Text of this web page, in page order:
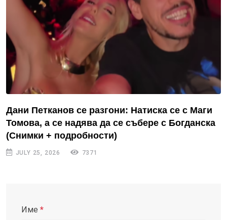
Дани Петканов се разгони: Натиска се с Маги
Томова, а се надява да се събере с Богданска
(Снимки + подробности)
JULY 25, 2026 7371
Име *